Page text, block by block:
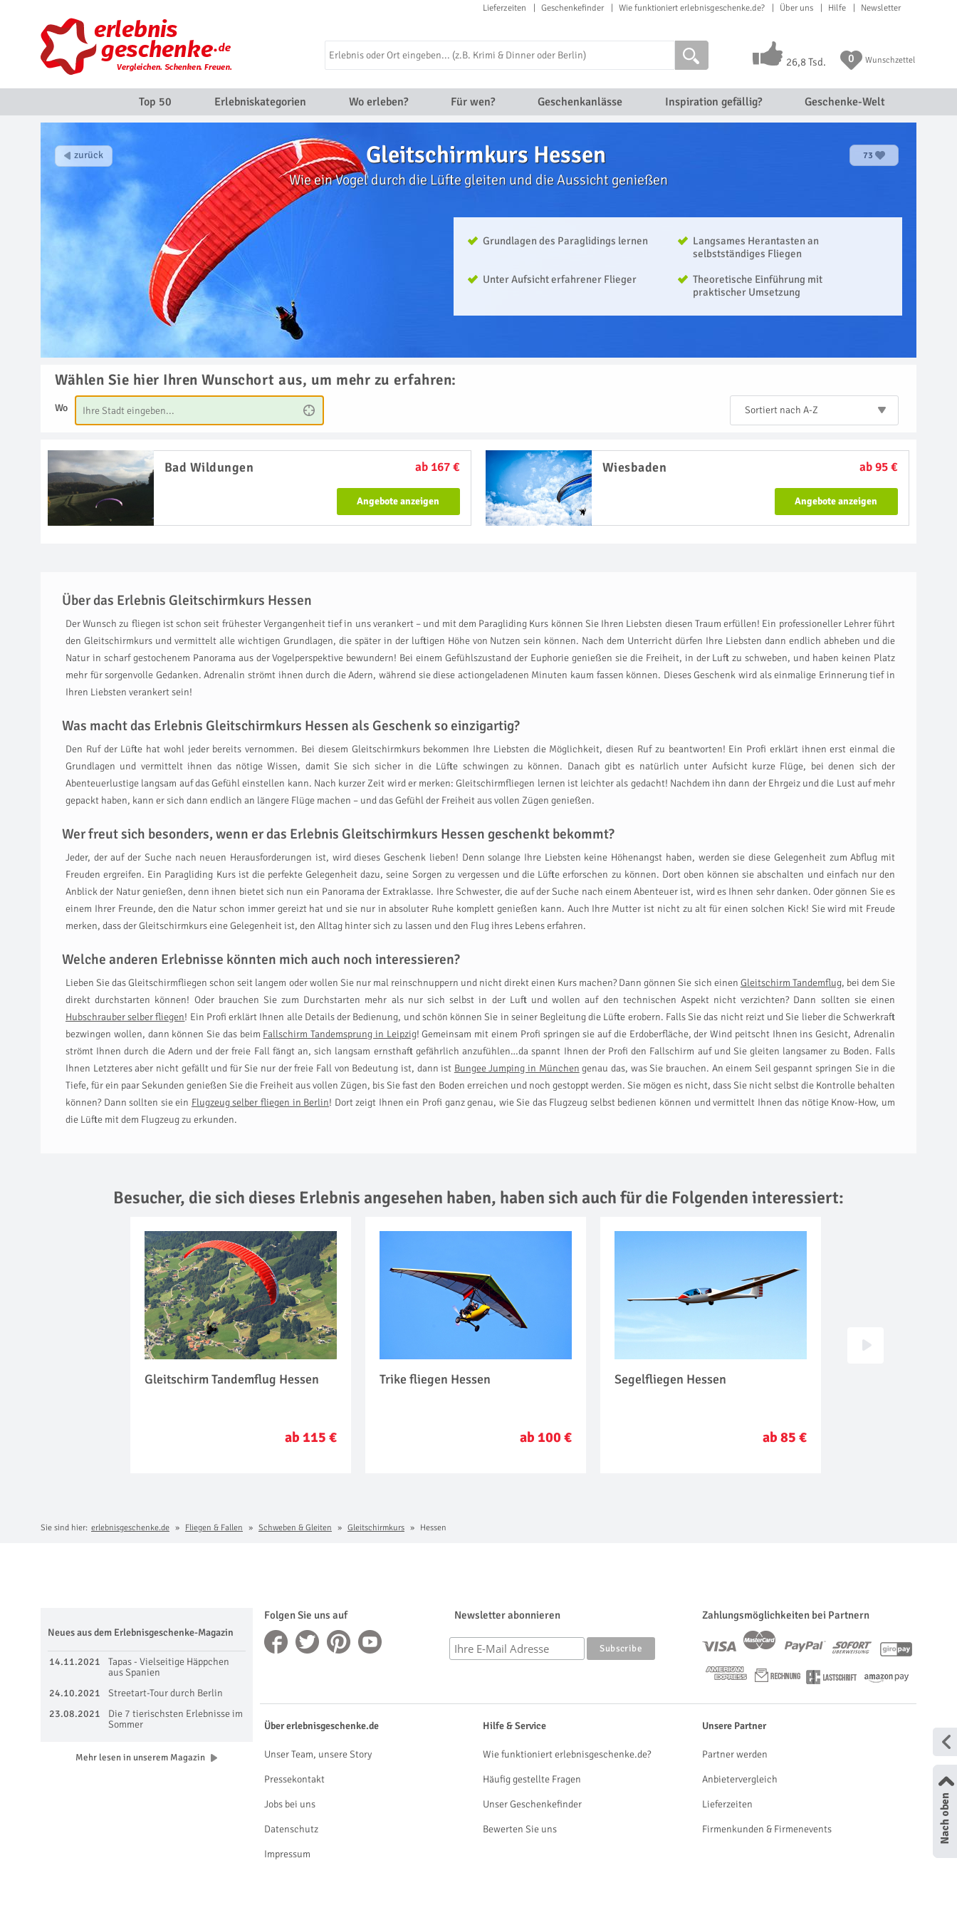
Lieferzeiten Geschenkefinder Wie funktioniert erlebnisgeschenke.de? Über uns Hilfe Newsletter
26,8 Tsd. 0 Wunschzettel
Top 50 Erlebniskategorien Wo erleben? Für wen? Geschenkanlässe Inspiration gefällig? Geschenke-Welt
Gleitschirmkurs Hessen 73
Wie ein Vogel durch die Lüfte gleiten und die Aussicht genießen
Grundlagen des Paraglidings lernen
Langsames Herantasten an
selbstständiges Fliegen
Unter Aufsicht erfahrener Flieger
Theoretische Einführung mit
praktischer Umsetzung
Wählen Sie hier Ihren Wunschort aus, um mehr zu erfahren:
Wo Sortiert nach A-Z
Bad Wildungen ab 167 €
Angebote anzeigen
Wiesbaden ab 95 €
Angebote anzeigen
Über das Erlebnis Gleitschirmkurs Hessen
Der Wunsch zu fliegen ist schon seit frühester Vergangenheit tief in uns verankert – und mit dem Paragliding Kurs können Sie Ihren Liebsten diesen Traum erfüllen! Ein professioneller Lehrer führt
den Gleitschirmkurs und vermittelt alle wichtigen Grundlagen, die später in der luftigen Höhe von Nutzen sein können. Nach dem Unterricht dürfen Ihre Liebsten dann endlich abheben und die
Natur in scharf gestochenem Panorama aus der Vogelperspektive bewundern! Bei einem Gefühlszustand der Euphorie genießen sie die Freiheit, in der Luft zu schweben, und haben keinen Platz
mehr für sorgenvolle Gedanken. Adrenalin strömt ihnen durch die Adern, während sie diese actiongeladenen Minuten kaum fassen können. Dieses Geschenk wird als einmalige Erinnerung tief in
Ihren Liebsten verankert sein!
Was macht das Erlebnis Gleitschirmkurs Hessen als Geschenk so einzigartig?
Den Ruf der Lüfte hat wohl jeder bereits vernommen. Bei diesem Gleitschirmkurs bekommen Ihre Liebsten die Möglichkeit, diesen Ruf zu beantworten! Ein Profi erklärt ihnen erst einmal die
Grundlagen und vermittelt ihnen das nötige Wissen, damit Sie sich sicher in die Lüfte schwingen zu können. Danach gibt es natürlich unter Aufsicht kurze Flüge, bei denen sich der
Abenteuerlustige langsam auf das Gefühl einstellen kann. Nach kurzer Zeit wird er merken: Gleitschirmfliegen lernen ist leichter als gedacht! Nachdem ihn dann der Ehrgeiz und die Lust auf mehr
gepackt haben, kann er sich dann endlich an längere Flüge machen – und das Gefühl der Freiheit aus vollen Zügen genießen.
Wer freut sich besonders, wenn er das Erlebnis Gleitschirmkurs Hessen geschenkt bekommt?
Jeder, der auf der Suche nach neuen Herausforderungen ist, wird dieses Geschenk lieben! Denn solange Ihre Liebsten keine Höhenangst haben, werden sie diese Gelegenheit zum Abflug mit
Freuden ergreifen. Ein Paragliding Kurs ist die perfekte Gelegenheit dazu, seine Sorgen zu vergessen und die Lüfte erforschen zu können. Dort oben können sie abschalten und einfach nur den
Anblick der Natur genießen, denn ihnen bietet sich nun ein Panorama der Extraklasse. Ihre Schwester, die auf der Suche nach einem Abenteuer ist, wird es Ihnen sehr danken. Oder gönnen Sie es
einem Ihrer Freunde, den die Natur schon immer gereizt hat und sie nur in absoluter Ruhe komplett genießen kann. Auch Ihre Mutter ist nicht zu alt für einen solchen Kick! Sie wird mit Freude
merken, dass der Gleitschirmkurs eine Gelegenheit ist, den Alltag hinter sich zu lassen und den Flug ihres Lebens erfahren.
Welche anderen Erlebnisse könnten mich auch noch interessieren?
Lieben Sie das Gleitschirmfliegen schon seit langem oder wollen Sie nur mal reinschnuppern und nicht direkt einen Kurs machen? Dann gönnen Sie sich einen Gleitschirm Tandemflug, bei dem Sie
direkt durchstarten können! Oder brauchen Sie zum Durchstarten mehr als nur sich selbst in der Luft und wollen auf den technischen Aspekt nicht verzichten? Dann sollten sie einen
Hubschrauber selber fliegen! Ein Profi erklärt Ihnen alle Details der Bedienung, und schön können Sie in seiner Begleitung die Lüfte erobern. Falls Sie das nicht reizt und Sie lieber die Schwerkraft
bezwingen wollen, dann können Sie das beim Fallschirm Tandemsprung in Leipzig! Gemeinsam mit einem Profi springen sie auf die Erdoberfläche, der Wind peitscht Ihnen ins Gesicht, Adrenalin
strömt Ihnen durch die Adern und der freie Fall fängt an, sich langsam ernsthaft gefährlich anzufühlen…da spannt Ihnen der Profi den Fallschirm auf und Sie gleiten langsamer zu Boden. Falls
Ihnen Letzteres aber nicht gefällt und für Sie nur der freie Fall von Bedeutung ist, dann ist Bungee Jumping in München genau das, was Sie brauchen. An einem Seil gespannt springen Sie in die
Tiefe, für ein paar Sekunden genießen Sie die Freiheit aus vollen Zügen, bis Sie fast den Boden erreichen und noch gestoppt werden. Sie mögen es nicht, dass Sie nicht selbst die Kontrolle behalten
können? Dann sollten sie ein Flugzeug selber fliegen in Berlin! Dort zeigt Ihnen ein Profi ganz genau, wie Sie das Flugzeug selbst bedienen können und vermittelt Ihnen das nötige Know-How, um
die Lüfte mit dem Flugzeug zu erkunden.
Besucher, die sich dieses Erlebnis angesehen haben, haben sich auch für die Folgenden interessiert:
Gleitschirm Tandemflug Hessen
ab 115 €
Trike fliegen Hessen
ab 100 €
Segelfliegen Hessen
ab 85 €
Sie sind hier: erlebnisgeschenke.de Fliegen & Fallen Schweben & Gleiten Gleitschirmkurs Hessen
Folgen Sie uns auf Newsletter abonnieren Zahlungsmöglichkeiten bei Partnern
Neues aus dem Erlebnisgeschenke-Magazin
14.11.2021
Tapas - Vielseitige Häppchen
aus Spanien
24.10.2021
Streetart-Tour durch Berlin
23.08.2021
Die 7 tierischsten Erlebnisse im
Sommer
Mehr lesen in unserem Magazin
Über erlebnisgeschenke.de
Unser Team, unsere Story
Pressekontakt
Jobs bei uns
Datenschutz
Impressum
Hilfe & Service
Wie funktioniert erlebnisgeschenke.de?
Häufig gestellte Fragen
Unser Geschenkefinder
Bewerten Sie uns
Unsere Partner
Partner werden
Anbietervergleich
Lieferzeiten
Firmenkunden & Firmenevents